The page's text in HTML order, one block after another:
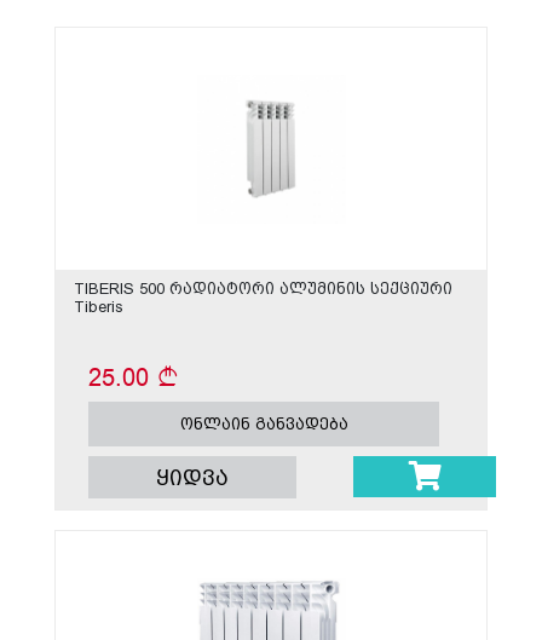
TIBERIS 500 რადიატორი ალუმინის სექციური
Tiberis
25.00
ონლაინ განვადება
ყიდვა